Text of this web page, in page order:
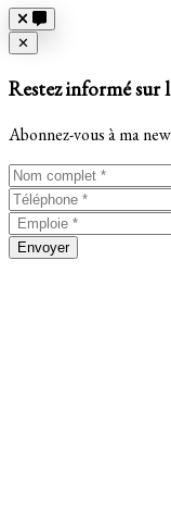
Close
✕
Restez informé sur
Abonnez-vous à ma
Envoyer